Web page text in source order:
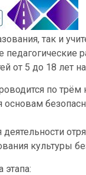
так и
педагогические
от 5 до 18 лет
по
основам
деятельности
культуры
этапа: